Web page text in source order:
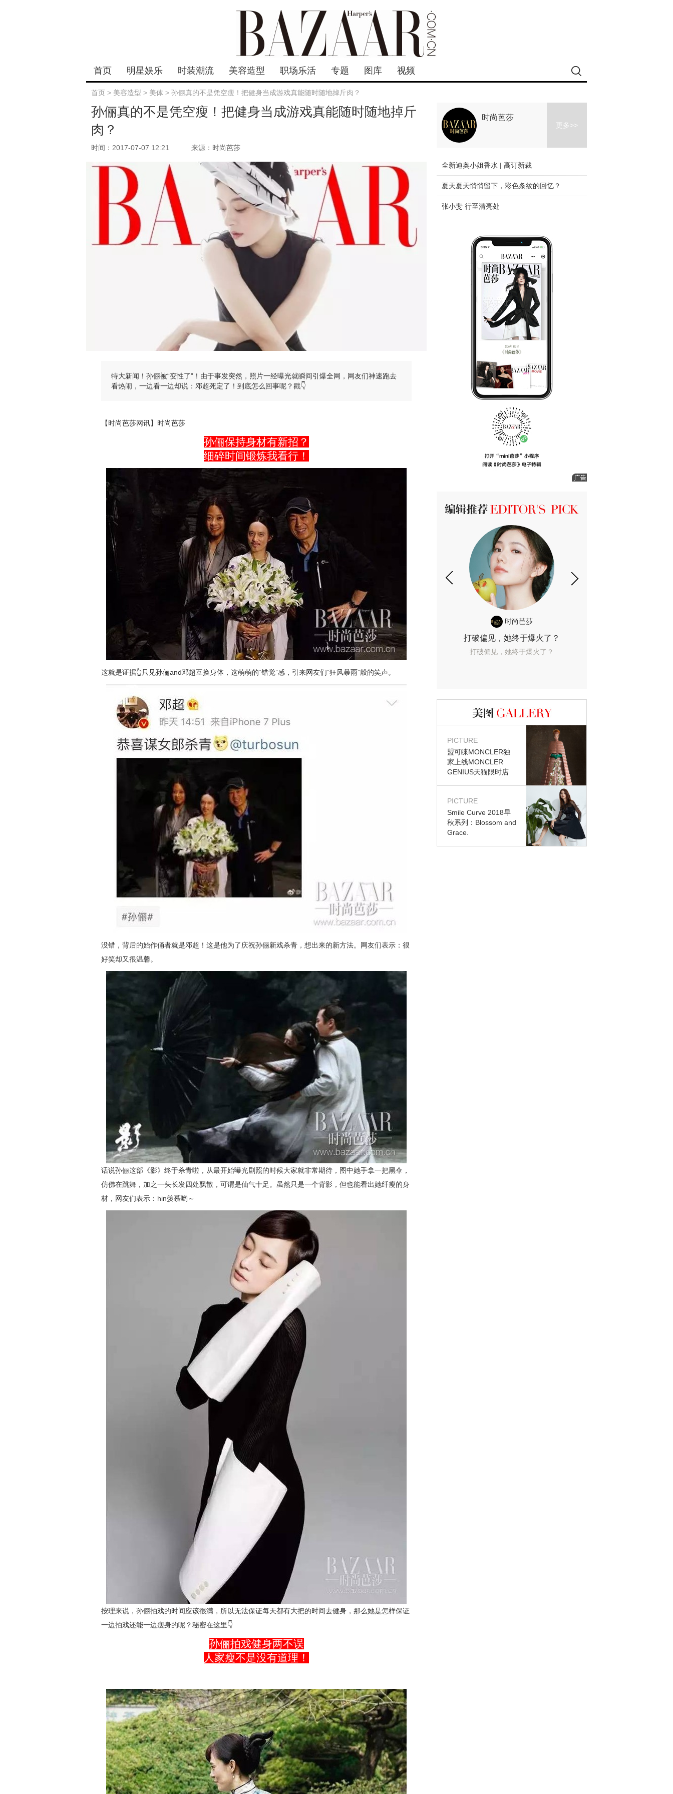
首页 明星娱乐 时装潮流 美容造型 职场乐活 专题 图库 视频
首页 > 美容造型 > 美体 > 孙俪真的不是凭空瘦！把健身当成游戏真能随时随地掉斤肉？
孙俪真的不是凭空瘦！把健身当成游戏真能随时随地掉斤
肉？
时间：2017-07-07 12:21 来源：时尚芭莎
特大新闻！孙俪被“变性了”！由于事发突然，照片一经曝光就瞬间引爆全网，网友们神速跑去
看热闹，一边看一边却说：邓超死定了！到底怎么回事呢？戳👇
【时尚芭莎网讯】时尚芭莎
孙俪保持身材有新招？
细碎时间锻炼我看行！
这就是证据👆只见孙俪and邓超互换身体，这萌萌的“错觉”感，引来网友们“狂风暴雨”般的笑声。
没错，背后的始作俑者就是邓超！这是他为了庆祝孙俪新戏杀青，想出来的新方法。网友们表示：很
好笑却又很温馨。
话说孙俪这部《影》终于杀青啦，从最开始曝光剧照的时候大家就非常期待，图中她手拿一把黑伞，
仿佛在跳舞，加之一头长发四处飘散，可谓是仙气十足。虽然只是一个背影，但也能看出她纤瘦的身
材，网友们表示：hin羡慕哟～
按理来说，孙俪拍戏的时间应该很满，所以无法保证每天都有大把的时间去健身，那么她是怎样保证
一边拍戏还能一边瘦身的呢？秘密在这里👇
孙俪拍戏健身两不误
人家瘦不是没有道理！
时尚芭莎
更多>>
全新迪奥小姐香水 | 高订新裁
夏天夏天悄悄留下，彩色条纹的回忆？
张小斐 行至清亮处
时尚芭莎
打破偏见，她终于爆火了？
打破偏见，她终于爆火了？
图库
PICTURE
盟可睐MONCLER独
家上线MONCLER
GENIUS天猫限时店
PICTURE
Smile Curve 2018早
秋系列：Blossom and
Grace.